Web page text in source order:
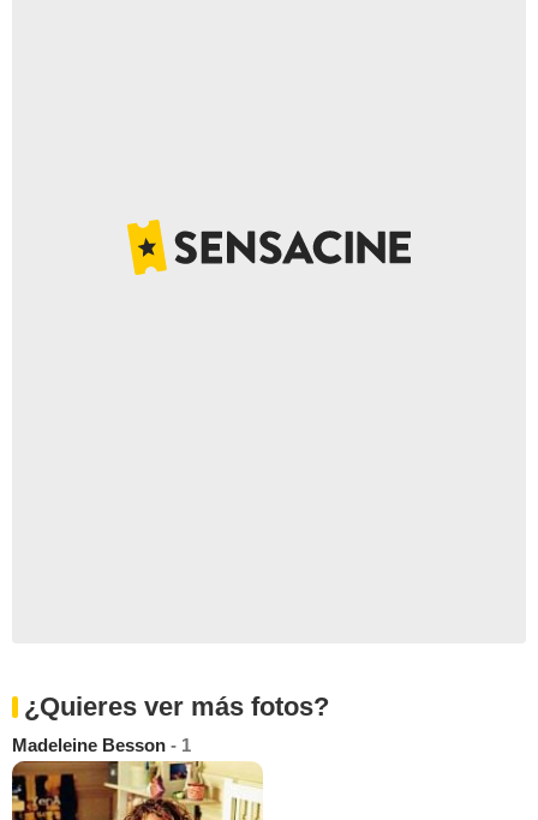
¿Quieres ver más fotos?
Madeleine Besson - 1